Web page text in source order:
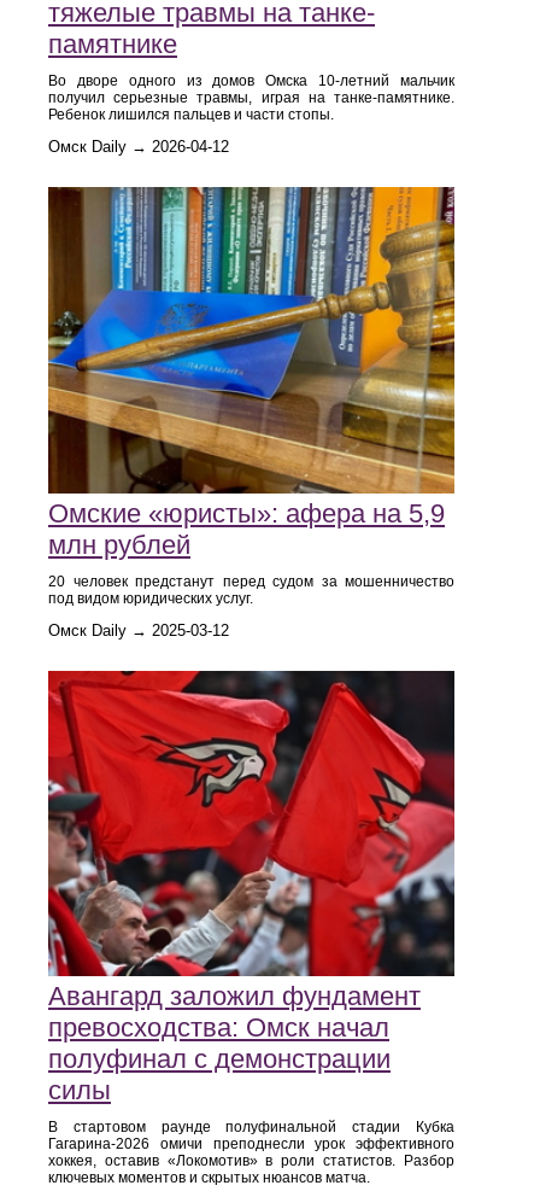
тяжелые травмы на танке-
памятнике
Во дворе одного из домов Омска 10-летний мальчик
получил серьезные травмы, играя на танке-памятнике.
Ребенок лишился пальцев и части стопы.
Омск Daily → 2026-04-12
Омские «юристы»: афера на 5,9
млн рублей
20 человек предстанут перед судом за мошенничество
под видом юридических услуг.
Омск Daily → 2025-03-12
Авангард заложил фундамент
превосходства: Омск начал
полуфинал с демонстрации
силы
В стартовом раунде полуфинальной стадии Кубка
Гагарина-2026 омичи преподнесли урок эффективного
хоккея, оставив «Локомотив» в роли статистов. Разбор
ключевых моментов и скрытых нюансов матча.